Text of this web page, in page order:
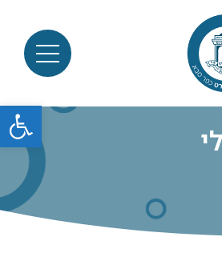
פתח